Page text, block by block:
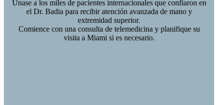
Únase a los miles de pacientes internacionales que confiaron en
el Dr. Badia para recibir atención avanzada de mano y
extremidad superior.
Comience con una consulta de telemedicina y planifique su
visita a Miami si es necesario.